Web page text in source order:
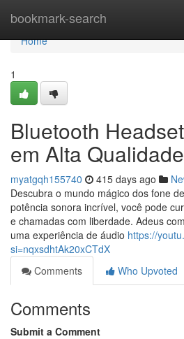
bookmark-search
Home
Home
1
Bluetooth
em Alta Qualidade
myatgqh155740 415 days ago
Descubra o mundo mágico dos fone
potência sonora incrível, você pode
e chamadas com liberdade. Adeus
uma experiência de áudio https://
si=nqxsdhtAk20xCTdX
Comments
Who Upvoted
Comments
Submit a Comment